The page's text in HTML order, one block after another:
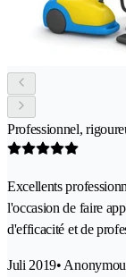
Professionnel,
Excellents
l'occasion de faire
d'efficacité et de
Juli 2019•